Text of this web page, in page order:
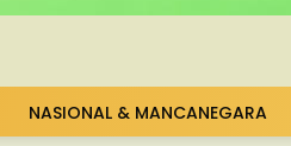
NASIONAL & MANCANEGARA